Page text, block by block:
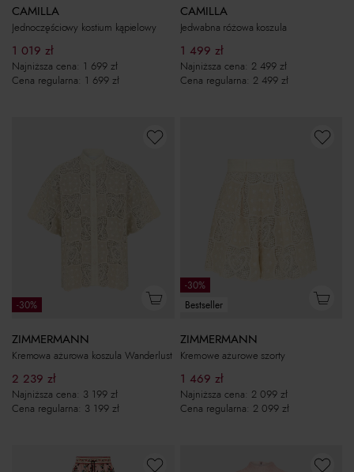
CAMILLA
Jednoczęściowy kostium kąpielowy
1 019 zł
Najniższa cena: 1 699 zł
Cena regularna: 1 699 zł
CAMILLA
Jedwabna różowa koszula
1 499 zł
Najniższa cena: 2 499 zł
Cena regularna: 2 499 zł
-30%
ZIMMERMANN
Kremowa ażurowa koszula Wanderlust
2 239 zł
Najniższa cena: 3 199 zł
Cena regularna: 3 199 zł
-30%
Bestseller
ZIMMERMANN
Kremowe ażurowe szorty
1 469 zł
Najniższa cena: 2 099 zł
Cena regularna: 2 099 zł